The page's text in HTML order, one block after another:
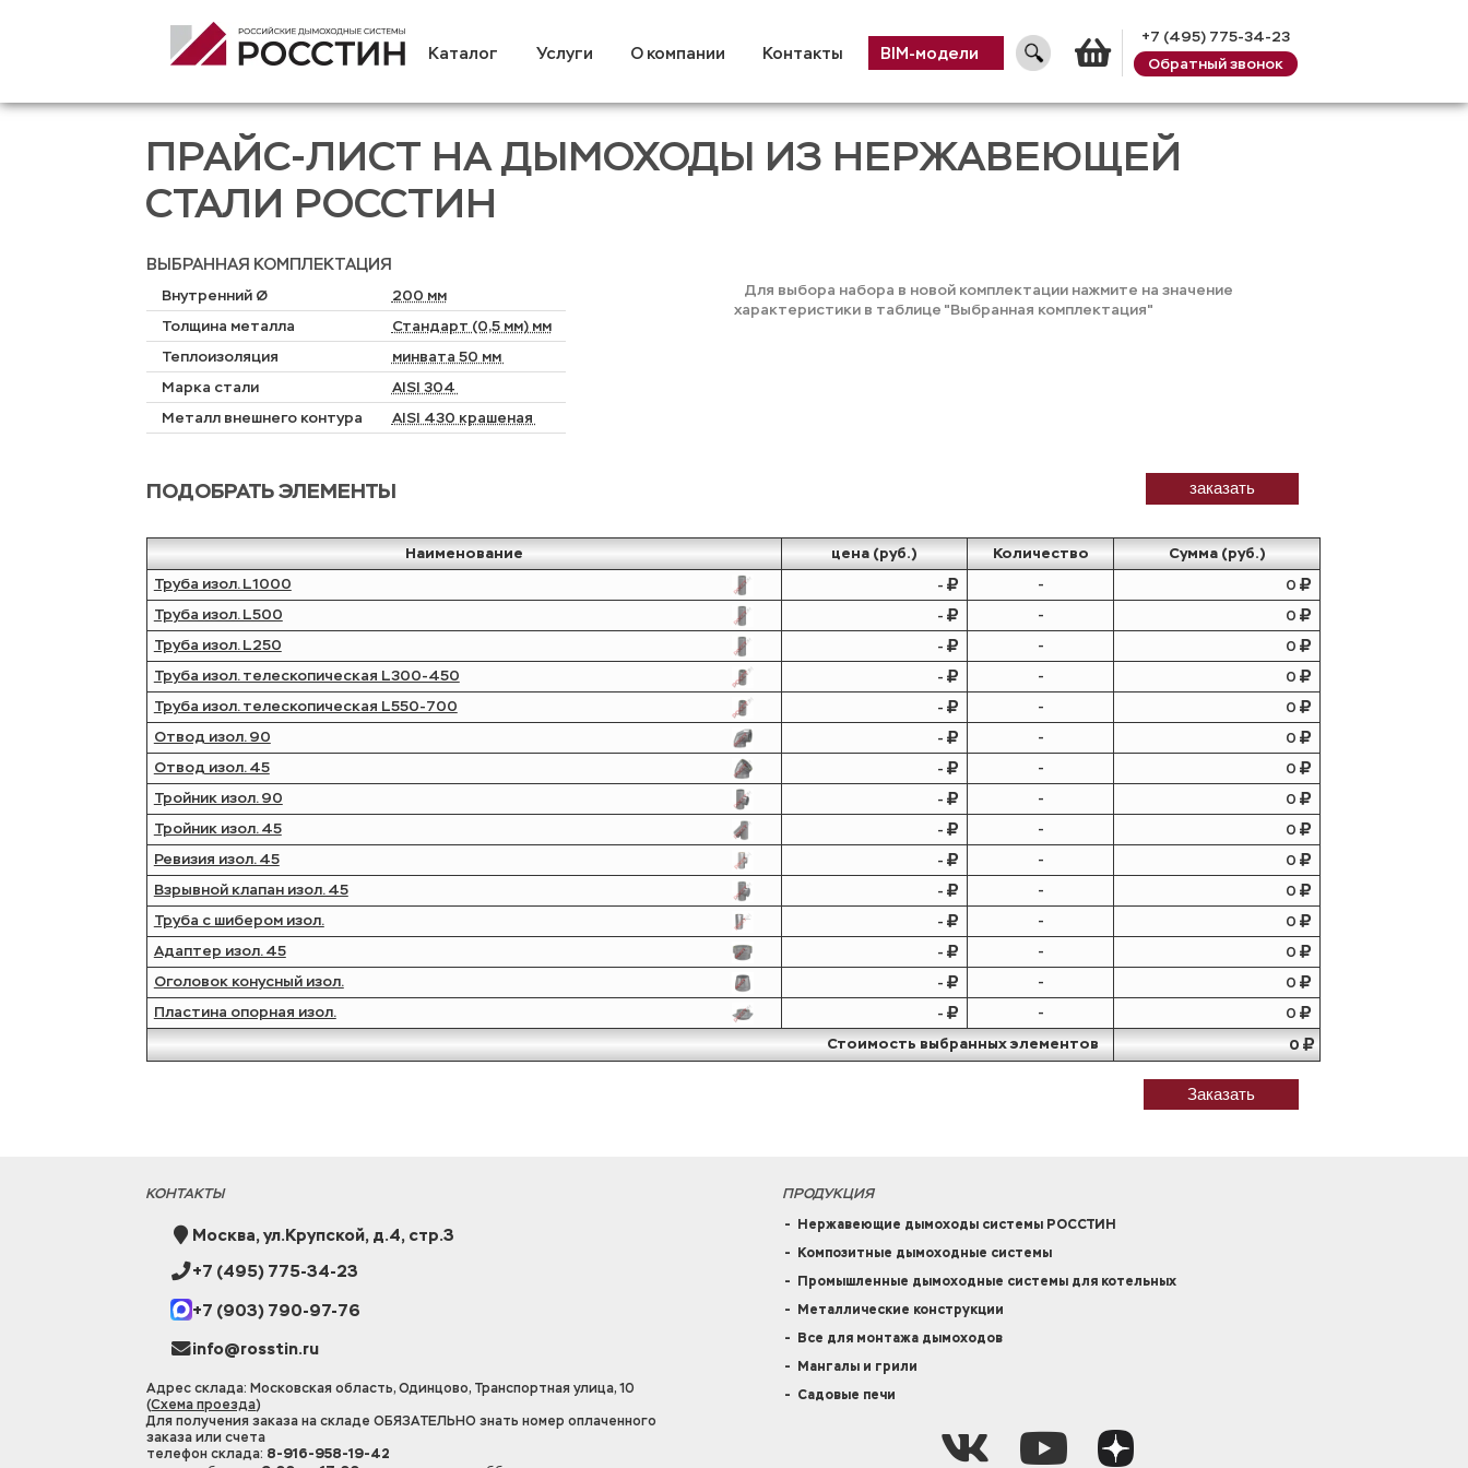
Каталог Услуги О компании Контакты BIM-модели
Корзина
+7 (495) 775-34-23
Обратный звонок
ПРАЙС-ЛИСТ НА ДЫМОХОДЫ ИЗ НЕРЖАВЕЮЩЕЙ
СТАЛИ РОССТИН
ВЫБРАННАЯ КОМПЛЕКТАЦИЯ
Внутренний Ø
200 мм
Толщина металла
Стандарт (0,5 мм) мм
Теплоизоляция
минвата 50 мм
Марка стали
AISI 304
Металл внешнего контура
AISI 430 крашеная
Для выбора набора в новой комплектации нажмите на значение
характеристики в таблице "Выбранная комплектация"
ПОДОБРАТЬ ЭЛЕМЕНТЫ заказать
Наименование цена (руб.) Количество
Сумма (руб.)
Труба изол. L1000
- -
0
Труба изол. L500
- -
0
Труба изол. L250
- -
0
Труба изол. телескопическая L300-450
- -
0
Труба изол. телескопическая L550-700
- -
0
Отвод изол. 90
- -
0
Отвод изол. 45
- -
0
Тройник изол. 90
- -
0
Тройник изол. 45
- -
0
Ревизия изол. 45
- -
0
Взрывной клапан изол. 45
- -
0
Труба с шибером изол.
- -
0
Адаптер изол. 45
- -
0
Оголовок конусный изол.
- -
0
Пластина опорная изол.
- -
0
Стоимость выбранных элементов
0
Заказать
КОНТАКТЫ
Москва, ул.Крупской, д.4, стр.3
+7 (495) 775-34-23
+7 (903) 790-97-76
info@rosstin.ru
Адрес склада: Московская область, Одинцово, Транспортная улица, 10
(Схема проезда)
Для получения заказа на складе ОБЯЗАТЕЛЬНО знать номер оплаченного
заказа или счета
телефон склада: 8-916-958-19-42
ПРОДУКЦИЯ
Нержавеющие дымоходы системы РОССТИН
Композитные дымоходные системы
Промышленные дымоходные системы для котельных
Металлические конструкции
Все для монтажа дымоходов
Мангалы и грили
Садовые печи